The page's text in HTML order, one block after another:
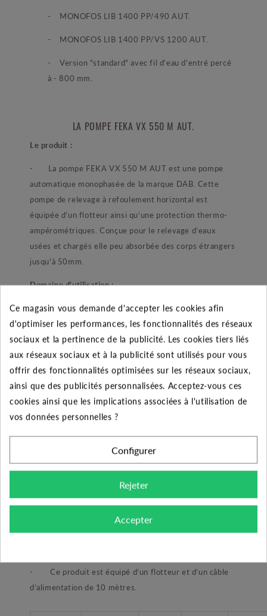
- MONOFOS LIB 1400 PP/490 AUT.
- MONOFOS LIB 1400 PP/VS 1200 AUT.
- Version "standard" avec fil d'eau d'entré percé
à - 800 mm.
LA POMPE FEKA VX 550 M AUT.
Le produit :
- La pompe FEKA VX 550 M AUT est une pompe
automatique monophasée de la marque DAB. Cette
pompe de relevage à refoulement horizontal est
équipée d’un flotteur ainsi qu’une protection thermo-
ampérométriques. Conçue pour le relevage d’eaux
usées et chargés elle peu absorbée des corps étrangers
jusqu'à 50mm.
Domaine d’utilisation :
- Ce produit est principalement utilisé dans des
usages domestiques.
Ses points forts :
- Cette pompe possède une double garniture
mécanique pour assurer une étanchéité optimale. Mais
aussi elle est équipée d’une roue vortex et de
roulement à billes graissés à vie pour garantir durée et
Autres produits de la gamme :
pompe monophasée automatique ou non, triphasée,
dans des caractéristiques hydrauliques et électriques
- Ce produit est équipé d’un flotteur et d’un câble
d’alimentation de 10 mètres.
Ce magasin vous demande d'accepter les cookies afin
d'optimiser les performances, les fonctionnalités des réseaux
sociaux et la pertinence de la publicité. Les cookies tiers liés
aux réseaux sociaux et à la publicité sont utilisés pour vous
offrir des fonctionnalités optimisées sur les réseaux sociaux,
ainsi que des publicités personnalisées. Acceptez-vous ces
cookies ainsi que les implications associées à l'utilisation de
vos données personnelles ?
Configurer
Rejeter
Accepter